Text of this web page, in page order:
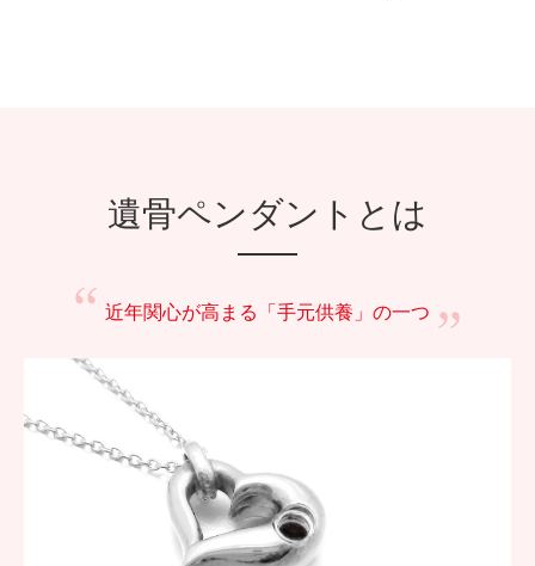
遺骨ペンダントとは
近年関心が高まる 「手元供養」の一つ